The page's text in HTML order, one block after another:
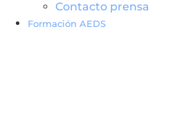
Contacto prensa
Formación AEDS